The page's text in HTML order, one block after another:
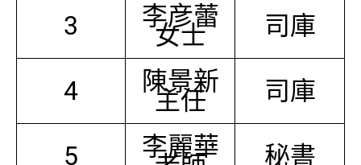
3 李彦蕾
女士 司庫
4 陳景新
主任 司庫
5 李麗華 秘書